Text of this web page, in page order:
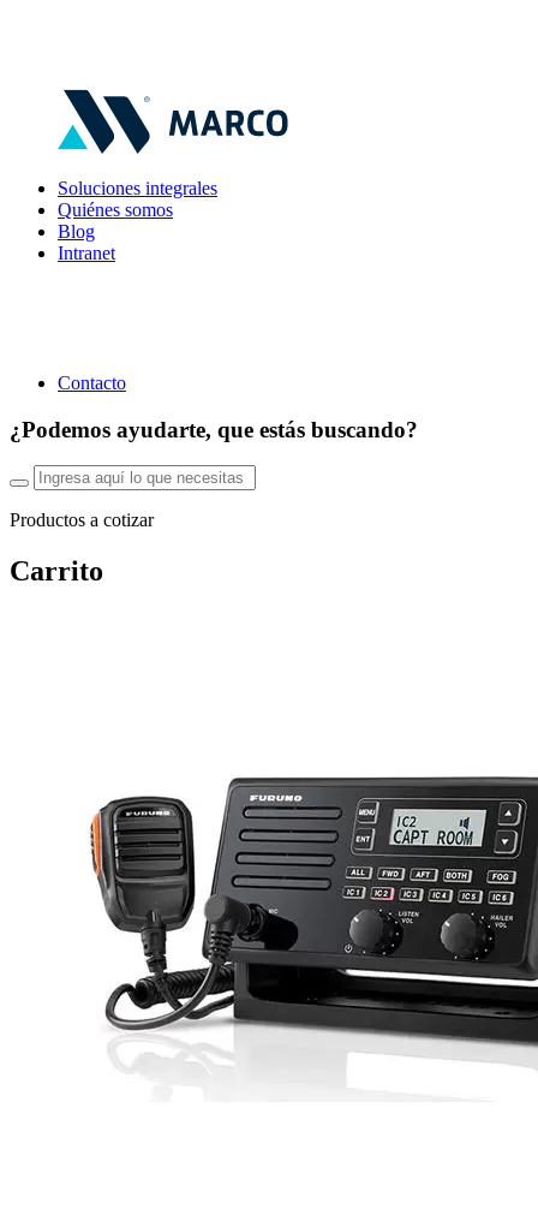
Soluciones integrales
Quiénes somos
Blog
Intranet
Contacto
¿Podemos ayudarte, que estás buscando?
Productos a cotizar
Carrito